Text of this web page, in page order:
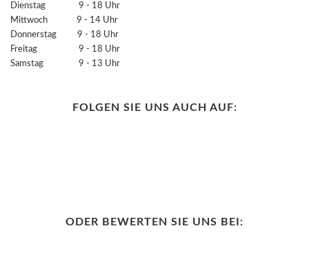
Dienstag 9 - 18 Uhr
Mittwoch 9 - 14 Uhr
Donnerstag 9 - 18 Uhr
Freitag 9 - 18 Uhr
Samstag 9 - 13 Uhr
FOLGEN SIE UNS AUCH AUF:
ODER BEWERTEN SIE UNS BEI: